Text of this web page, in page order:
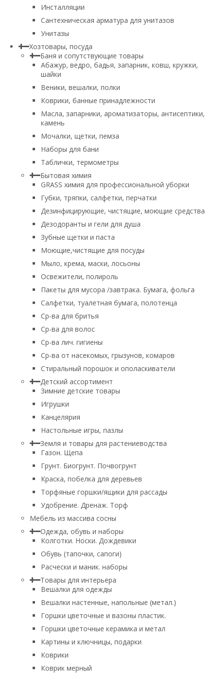
Инсталляции
Сантехническая арматура для унитазов
Унитазы
Хозтовары, посуда
Баня и сопутствующие товары
Абажур, ведро, бадья, запарник, ковш, кружки,
шайки
Веники, вешалки, полки
Коврики, банные принадлежности
Масла, запарники, ароматизаторы, антисептики,
камень
Мочалки, щетки, пемза
Наборы для бани
Таблички, термометры
Бытовая химия
GRASS химия для профессиональной уборки
Губки, тряпки, салфетки, перчатки
Дезинфицирующие, чистящие, моющие средства
Дезодоранты и гели для душа
Зубные щетки и паста
Моющие,чистящие для посуды
Мыло, крема, маски, лосьоны
Освежители, полироль
Пакеты для мусора /завтрака. Бумага, фольга
Салфетки, туалетная бумага, полотенца
Ср-ва для бритья
Ср-ва для волос
Ср-ва лич. гигиены
Ср-ва от насекомых, грызунов, комаров
Стиральный порошок и ополаскиватели
Детский ассортимент
Зимние детские товары
Игрушки
Канцелярия
Настольные игры, пазлы
Земля и товары для растениеводства
Газон. Щепа
Грунт. Биогрунт. Почвогрунт
Краска, побелка для деревьев
Торфяные горшки/ящики для рассады
Удобрение. Дренаж. Торф
Мебель из массива сосны
Одежда, обувь и наборы
Колготки. Носки. Дождевики
Обувь (тапочки, сапоги)
Расчески и маник. наборы
Товары для интерьера
Вешалки для одежды
Вешалки настенные, напольные (метал.)
Горшки цветочные и вазоны пластик.
Горшки цветочные керамика и метал
Картины и ключницы, подарки
Коврики
Коврик мерный